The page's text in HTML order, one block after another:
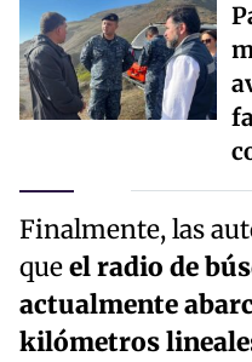
Finalmente, las
queel radio de
actualmente
kilómetros